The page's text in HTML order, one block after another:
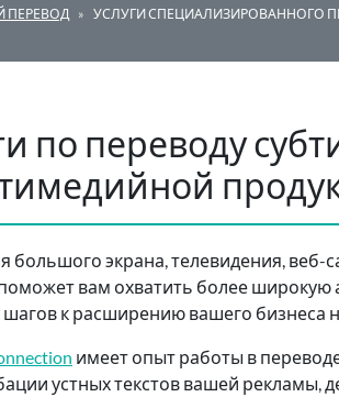
ПЕРЕВОД
УСЛУГИ СПЕЦИАЛИЗИРОВАННОГО
по переводу
большого экрана, телевидения,
вам охватить более
к расширению вашего бизнеса
имеет опыт работы в
устных текстов вашей рекламы,